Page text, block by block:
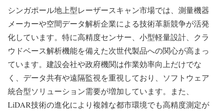
シンガポール地上型レーザースキャン市場では、測量機器
メーカーや空間データ解析企業による技術革新競争が活発
化しています。特に高精度センサー、小型軽量設計、クラ
ウドベース解析機能を備えた次世代製品への関心が高まっ
ています。建設会社や政府機関は作業効率向上だけでな
く、データ共有や遠隔監視を重視しており、ソフトウェア
統合型ソリューション需要が増加しています。また、
LiDAR技術の進化により複雑な都市環境でも高精度測定が